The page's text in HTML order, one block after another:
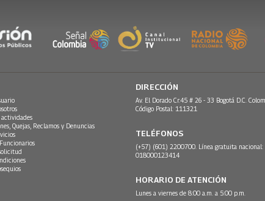
Quejas, Reclamos y Denuncias
DIRECCIÓN
Av. El Dorado Cr.45 # 26 - 33 Bogotá D.C.
Código Postal: 111321
TELÉFONOS
(+57) (601) 2200700. Línea gratuita nacional:
018000123414
HORARIO DE ATENCIÓN
Lunes a viernes de 8:00 a.m. a 5:00 p.m.